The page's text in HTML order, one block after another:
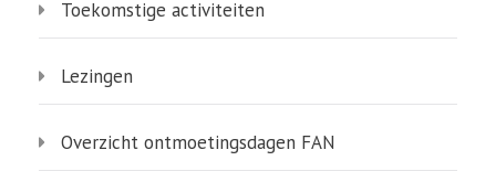
Toekomstige activiteiten
Lezingen
Overzicht ontmoetingsdagen FAN